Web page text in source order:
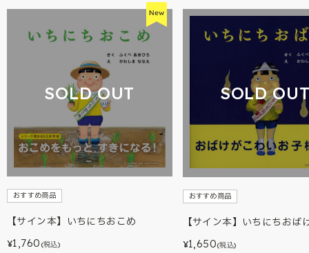
SOLD OUT
おすすめ商品
【サイン本】いちにちおこめ
¥1,760 (税込)
SOLD
おすすめ商品
【サイン本】いちにちおば
¥1,650(税込)